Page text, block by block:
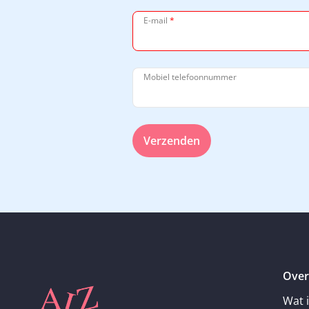
E-mail *
Mobiel telefoonnummer
Verzenden
Wat